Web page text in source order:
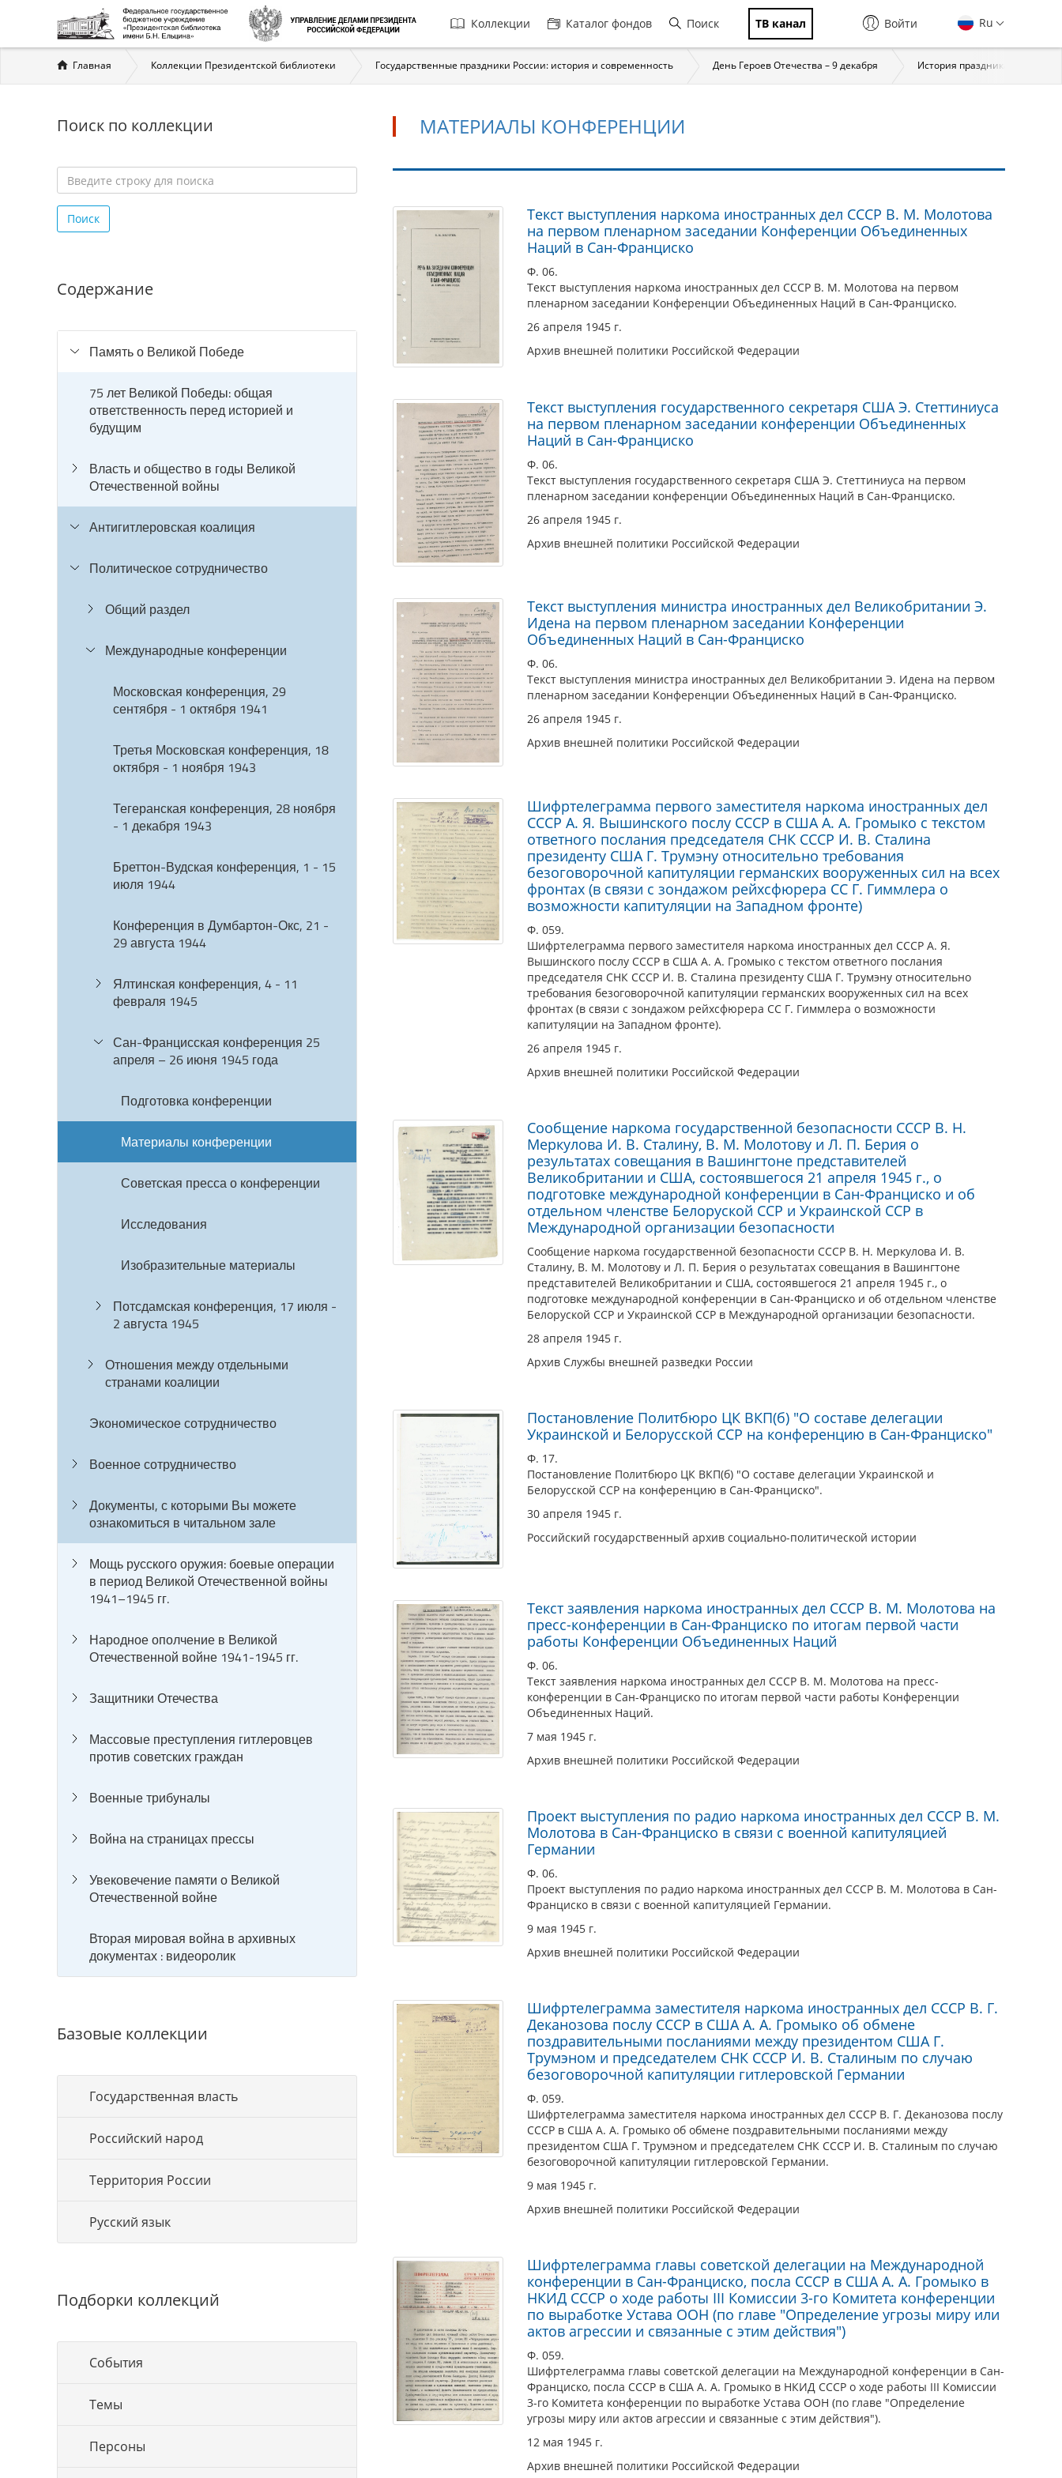
Главная
навигация
Коллекции Каталог фондов Поиск ТВ канал Ru
Войти
Вы
здесь
Главная Коллекции Президентской библиотеки Государственные праздники России: история и современность День Героев Отечества – 9 декабря История праздника
Поиск по коллекции
строку
для
Поиск
Содержание
Память о Великой Победе
75 лет Великой Победы: общая
ответственность перед историей и
будущим
Власть и общество в годы Великой
Отечественной войны
Антигитлеровская коалиция
Политическое сотрудничество
Общий раздел
Международные конференции
Московская конференция, 29
сентября - 1 октября 1941
Третья Московская конференция, 18
октября - 1 ноября 1943
Тегеранская конференция, 28 ноября
- 1 декабря 1943
Бреттон-Вудская конференция, 1 - 15
июля 1944
Конференция в Думбартон-Окс, 21 -
29 августа 1944
Ялтинская конференция, 4 - 11
февраля 1945
Сан-Францисская конференция 25
апреля – 26 июня 1945 года
Подготовка конференции
Материалы конференции
Советская пресса о конференции
Исследования
Изобразительные материалы
Потсдамская конференция, 17 июля -
2 августа 1945
Отношения между отдельными
странами коалиции
Экономическое сотрудничество
Военное сотрудничество
Документы, с которыми Вы можете
ознакомиться в читальном зале
Мощь русского оружия: боевые операции
в период Великой Отечественной войны
1941–1945 гг.
Народное ополчение в Великой
Отечественной войне 1941-1945 гг.
Защитники Отечества
Массовые преступления гитлеровцев
против советских граждан
Военные трибуналы
Война на страницах прессы
Увековечение памяти о Великой
Отечественной войне
Вторая мировая война в архивных
документах : видеоролик
Базовые коллекции
Государственная власть
Российский народ
Территория России
Русский язык
Подборки коллекций
События
Темы
Персоны
МАТЕРИАЛЫ КОНФЕРЕНЦИИ
Материалы
конференции
Текст выступления наркома иностранных дел СССР В. М. Молотова
на первом пленарном заседании Конференции Объединенных
Наций в Сан-Франциско
Ф. 06.
Текст выступления наркома иностранных дел СССР В. М. Молотова на первом
пленарном заседании Конференции Объединенных Наций в Сан-Франциско.
26 апреля 1945 г.
Архив внешней политики Российской Федерации
Текст выступления государственного секретаря США Э. Стеттиниуса
на первом пленарном заседании конференции Объединенных
Наций в Сан-Франциско
Ф. 06.
Текст выступления государственного секретаря США Э. Стеттиниуса на первом
пленарном заседании конференции Объединенных Наций в Сан-Франциско.
26 апреля 1945 г.
Архив внешней политики Российской Федерации
Текст выступления министра иностранных дел Великобритании Э.
Идена на первом пленарном заседании Конференции
Объединенных Наций в Сан-Франциско
Ф. 06.
Текст выступления министра иностранных дел Великобритании Э. Идена на первом
пленарном заседании Конференции Объединенных Наций в Сан-Франциско.
26 апреля 1945 г.
Архив внешней политики Российской Федерации
Шифртелеграмма первого заместителя наркома иностранных дел
СССР А. Я. Вышинского послу СССР в США А. А. Громыко с текстом
ответного послания председателя СНК СССР И. В. Сталина
президенту США Г. Трумэну относительно требования
безоговорочной капитуляции германских вооруженных сил на всех
фронтах (в связи с зондажом рейхсфюрера СС Г. Гиммлера о
возможности капитуляции на Западном фронте)
Ф. 059.
Шифртелеграмма первого заместителя наркома иностранных дел СССР А. Я.
Вышинского послу СССР в США А. А. Громыко с текстом ответного послания
председателя СНК СССР И. В. Сталина президенту США Г. Трумэну относительно
требования безоговорочной капитуляции германских вооруженных сил на всех
фронтах (в связи с зондажом рейхсфюрера СС Г. Гиммлера о возможности
капитуляции на Западном фронте).
26 апреля 1945 г.
Архив внешней политики Российской Федерации
Сообщение наркома государственной безопасности СССР В. Н.
Меркулова И. В. Сталину, В. М. Молотову и Л. П. Берия о
результатах совещания в Вашингтоне представителей
Великобритании и США, состоявшегося 21 апреля 1945 г., о
подготовке международной конференции в Сан-Франциско и об
отдельном членстве Белоруской ССР и Украинской ССР в
Международной организации безопасности
Сообщение наркома государственной безопасности СССР В. Н. Меркулова И. В.
Сталину, В. М. Молотову и Л. П. Берия о результатах совещания в Вашингтоне
представителей Великобритании и США, состоявшегося 21 апреля 1945 г., о
подготовке международной конференции в Сан-Франциско и об отдельном членстве
Белоруской ССР и Украинской ССР в Международной организации безопасности.
28 апреля 1945 г.
Архив Службы внешней разведки России
Постановление Политбюро ЦК ВКП(б) "О составе делегации
Украинской и Белорусской ССР на конференцию в Сан-Франциско"
Ф. 17.
Постановление Политбюро ЦК ВКП(б) "О составе делегации Украинской и
Белорусской ССР на конференцию в Сан-Франциско".
30 апреля 1945 г.
Российский государственный архив социально-политической истории
Текст заявления наркома иностранных дел СССР В. М. Молотова на
пресс-конференции в Сан-Франциско по итогам первой части
работы Конференции Объединенных Наций
Ф. 06.
Текст заявления наркома иностранных дел СССР В. М. Молотова на пресс-
конференции в Сан-Франциско по итогам первой части работы Конференции
Объединенных Наций.
7 мая 1945 г.
Архив внешней политики Российской Федерации
Проект выступления по радио наркома иностранных дел СССР В. М.
Молотова в Сан-Франциско в связи с военной капитуляцией
Германии
Ф. 06.
Проект выступления по радио наркома иностранных дел СССР В. М. Молотова в Сан-
Франциско в связи с военной капитуляцией Германии.
9 мая 1945 г.
Архив внешней политики Российской Федерации
Шифртелеграмма заместителя наркома иностранных дел СССР В. Г.
Деканозова послу СССР в США А. А. Громыко об обмене
поздравительными посланиями между президентом США Г.
Трумэном и председателем СНК СССР И. В. Сталиным по случаю
безоговорочной капитуляции гитлеровской Германии
Ф. 059.
Шифртелеграмма заместителя наркома иностранных дел СССР В. Г. Деканозова послу
СССР в США А. А. Громыко об обмене поздравительными посланиями между
президентом США Г. Трумэном и председателем СНК СССР И. В. Сталиным по случаю
безоговорочной капитуляции гитлеровской Германии.
9 мая 1945 г.
Архив внешней политики Российской Федерации
Шифртелеграмма главы советской делегации на Международной
конференции в Сан-Франциско, посла СССР в США А. А. Громыко в
НКИД СССР о ходе работы III Комиссии 3-го Комитета конференции
по выработке Устава ООН (по главе "Определение угрозы миру или
актов агрессии и связанные с этим действия")
Ф. 059.
Шифртелеграмма главы советской делегации на Международной конференции в Сан-
Франциско, посла СССР в США А. А. Громыко в НКИД СССР о ходе работы III Комиссии
3-го Комитета конференции по выработке Устава ООН (по главе "Определение
угрозы миру или актов агрессии и связанные с этим действия").
12 мая 1945 г.
Архив внешней политики Российской Федерации